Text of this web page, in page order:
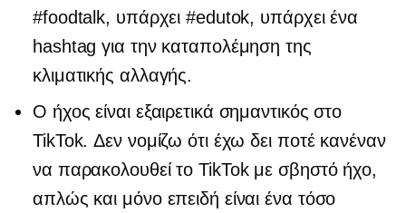
#foodtalk, υπάρχει #edutok, υπάρχει ένα
hashtag για την καταπολέμηση της
κλιματικής αλλαγής.
Ο ήχος είναι εξαιρετικά σημαντικός στο
TikTok. Δεν νομίζω ότι έχω δει ποτέ κανέναν
να παρακολουθεί το TikTok με σβηστό ήχο,
απλώς και μόνο επειδή είναι ένα τόσο